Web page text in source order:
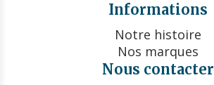
Informations
Notre histoire
Nos marques
Nous contacter